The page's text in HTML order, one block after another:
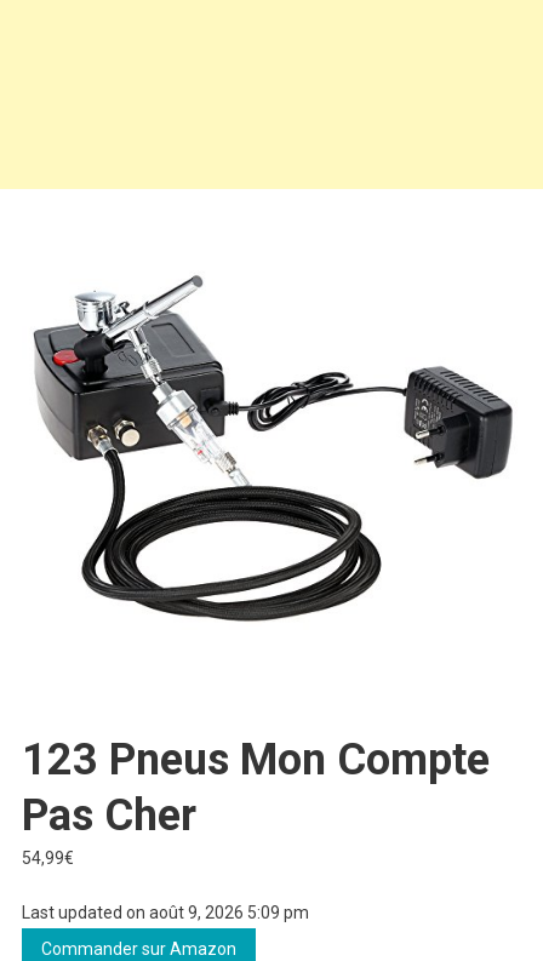
123 Pneus Mon Compte
Pas Cher
54,99€
Last updated on août 9, 2026 5:09 pm
Commander sur Amazon